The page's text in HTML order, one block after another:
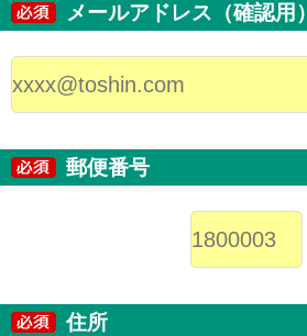
メールアドレス（確認用）
郵便番号
住所